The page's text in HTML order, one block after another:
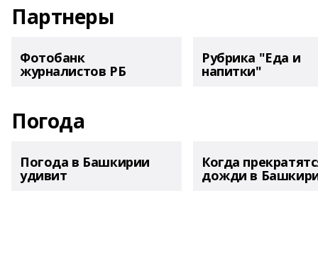
Партнеры
Фотобанк
журналистов РБ
Рубрика "Еда и
напитки"
Погода
Погода в Башкирии
удивит
Когда
дожди в